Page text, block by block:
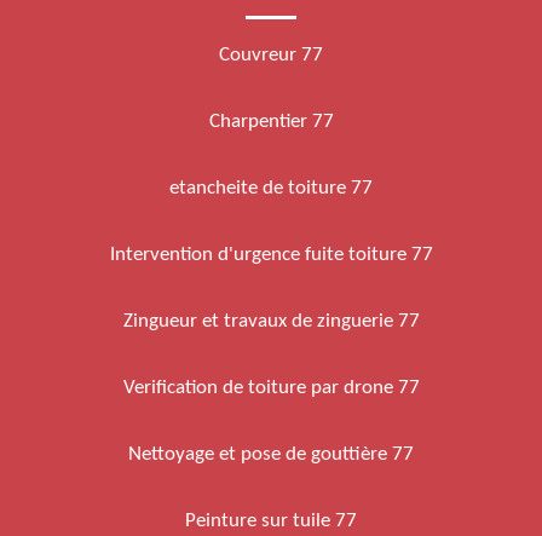
Couvreur 77
Charpentier 77
etancheite de toiture 77
Intervention d'urgence fuite toiture 77
Zingueur et travaux de zinguerie 77
Verification de toiture par drone 77
Nettoyage et pose de gouttière 77
Peinture sur tuile 77